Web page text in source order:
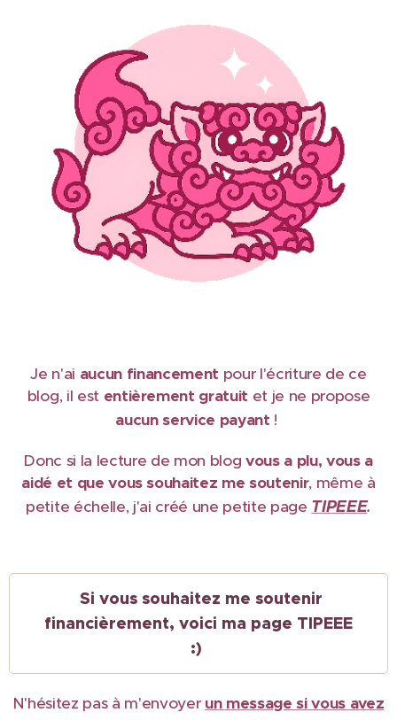
Je n'ai aucun financement pour l'écriture de ce
blog, il est entièrement gratuit et je ne propose
aucun service payant !
Donc si la lecture de mon blogvous a plu, vous a
aidé et que vous souhaitez me soutenir, même à
petite échelle, j'ai créé une petite page TIPEEE.
Si vous souhaitez me soutenir
financièrement, voici ma page TIPEEE
:)
N'hésitez pas à m'envoyer un message si vous avez